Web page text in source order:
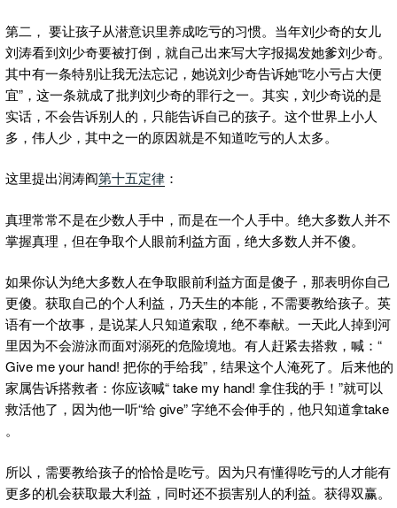
第二， 要让孩子从潜意识里养成吃亏的习惯。当年刘少奇的女儿
刘涛看到刘少奇要被打倒，就自己出来写大字报揭发她爹刘少奇。
其中有一条特别让我无法忘记，她说刘少奇告诉她“吃小亏占大便
宜”，这一条就成了批判刘少奇的罪行之一。其实，刘少奇说的是
实话，不会告诉别人的，只能告诉自己的孩子。这个世界上小人
多，伟人少，其中之一的原因就是不知道吃亏的人太多。
这里提出润涛阎第十五定律 ：
真理常常不是在少数人手中，而是在一个人手中。绝大多数人并不
掌握真理，但在争取个人眼前利益方面，绝大多数人并不傻。
如果你认为绝大多数人在争取眼前利益方面是傻子，那表明你自己
更傻。获取自己的个人利益，乃天生的本能，不需要教给孩子。英
语有一个故事，是说某人只知道索取，绝不奉献。一天此人掉到河
里因为不会游泳而面对溺死的危险境地。有人赶紧去搭救，喊：“
Give me your hand! 把你的手给我”，结果这个人淹死了。后来他的
家属告诉搭救者：你应该喊“ take my hand! 拿住我的手！”就可以
救活他了，因为他一听“给 give” 字绝不会伸手的，他只知道拿take
。
所以，需要教给孩子的恰恰是吃亏。因为只有懂得吃亏的人才能有
更多的机会获取最大利益，同时还不损害别人的利益。获得双赢。